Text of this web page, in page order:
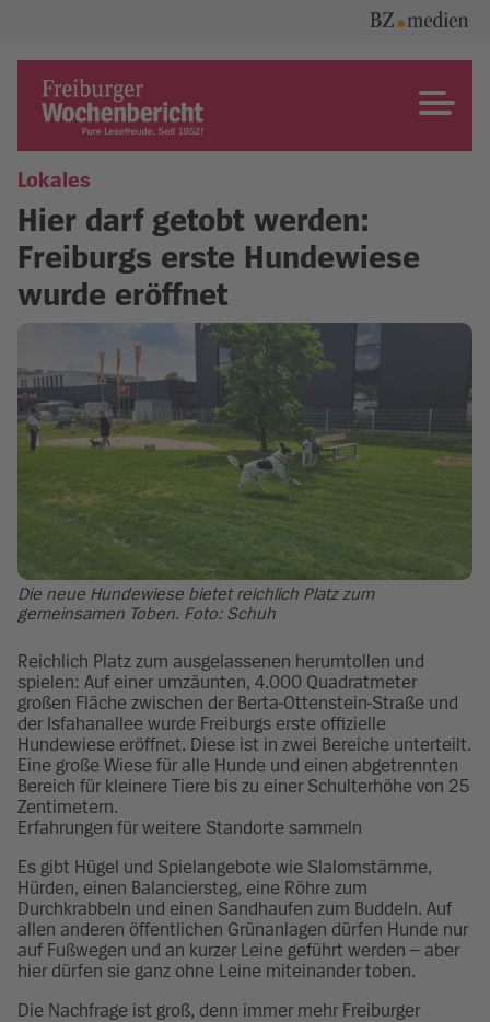
content
Freiburger Wochenbericht
Lokales
Hier darf getobt werden:
Freiburgs erste Hundewiese
wurde eröffnet
Die neue Hundewiese bietet reichlich Platz zum
gemeinsamen Toben. Foto: Schuh
Reichlich Platz zum ausgelassenen herumtollen und
spielen: Auf einer umzäunten, 4.000 Quadratmeter
großen Fläche zwischen der Berta-Ottenstein-Straße und
der Isfahanallee wurde Freiburgs erste offizielle
Hundewiese eröffnet. Diese ist in zwei Bereiche unterteilt.
Eine große Wiese für alle Hunde und einen abgetrennten
Bereich für kleinere Tiere bis zu einer Schulterhöhe von 25
Zentimetern.
Erfahrungen für weitere Standorte sammeln
Es gibt Hügel und Spielangebote wie Slalomstämme,
Hürden, einen Balanciersteg, eine Röhre zum
Durchkrabbeln und einen Sandhaufen zum Buddeln. Auf
allen anderen öffentlichen Grünanlagen dürfen Hunde nur
auf Fußwegen und an kurzer Leine geführt werden – aber
hier dürfen sie ganz ohne Leine miteinander toben.
Die Nachfrage ist groß, denn immer mehr Freiburger